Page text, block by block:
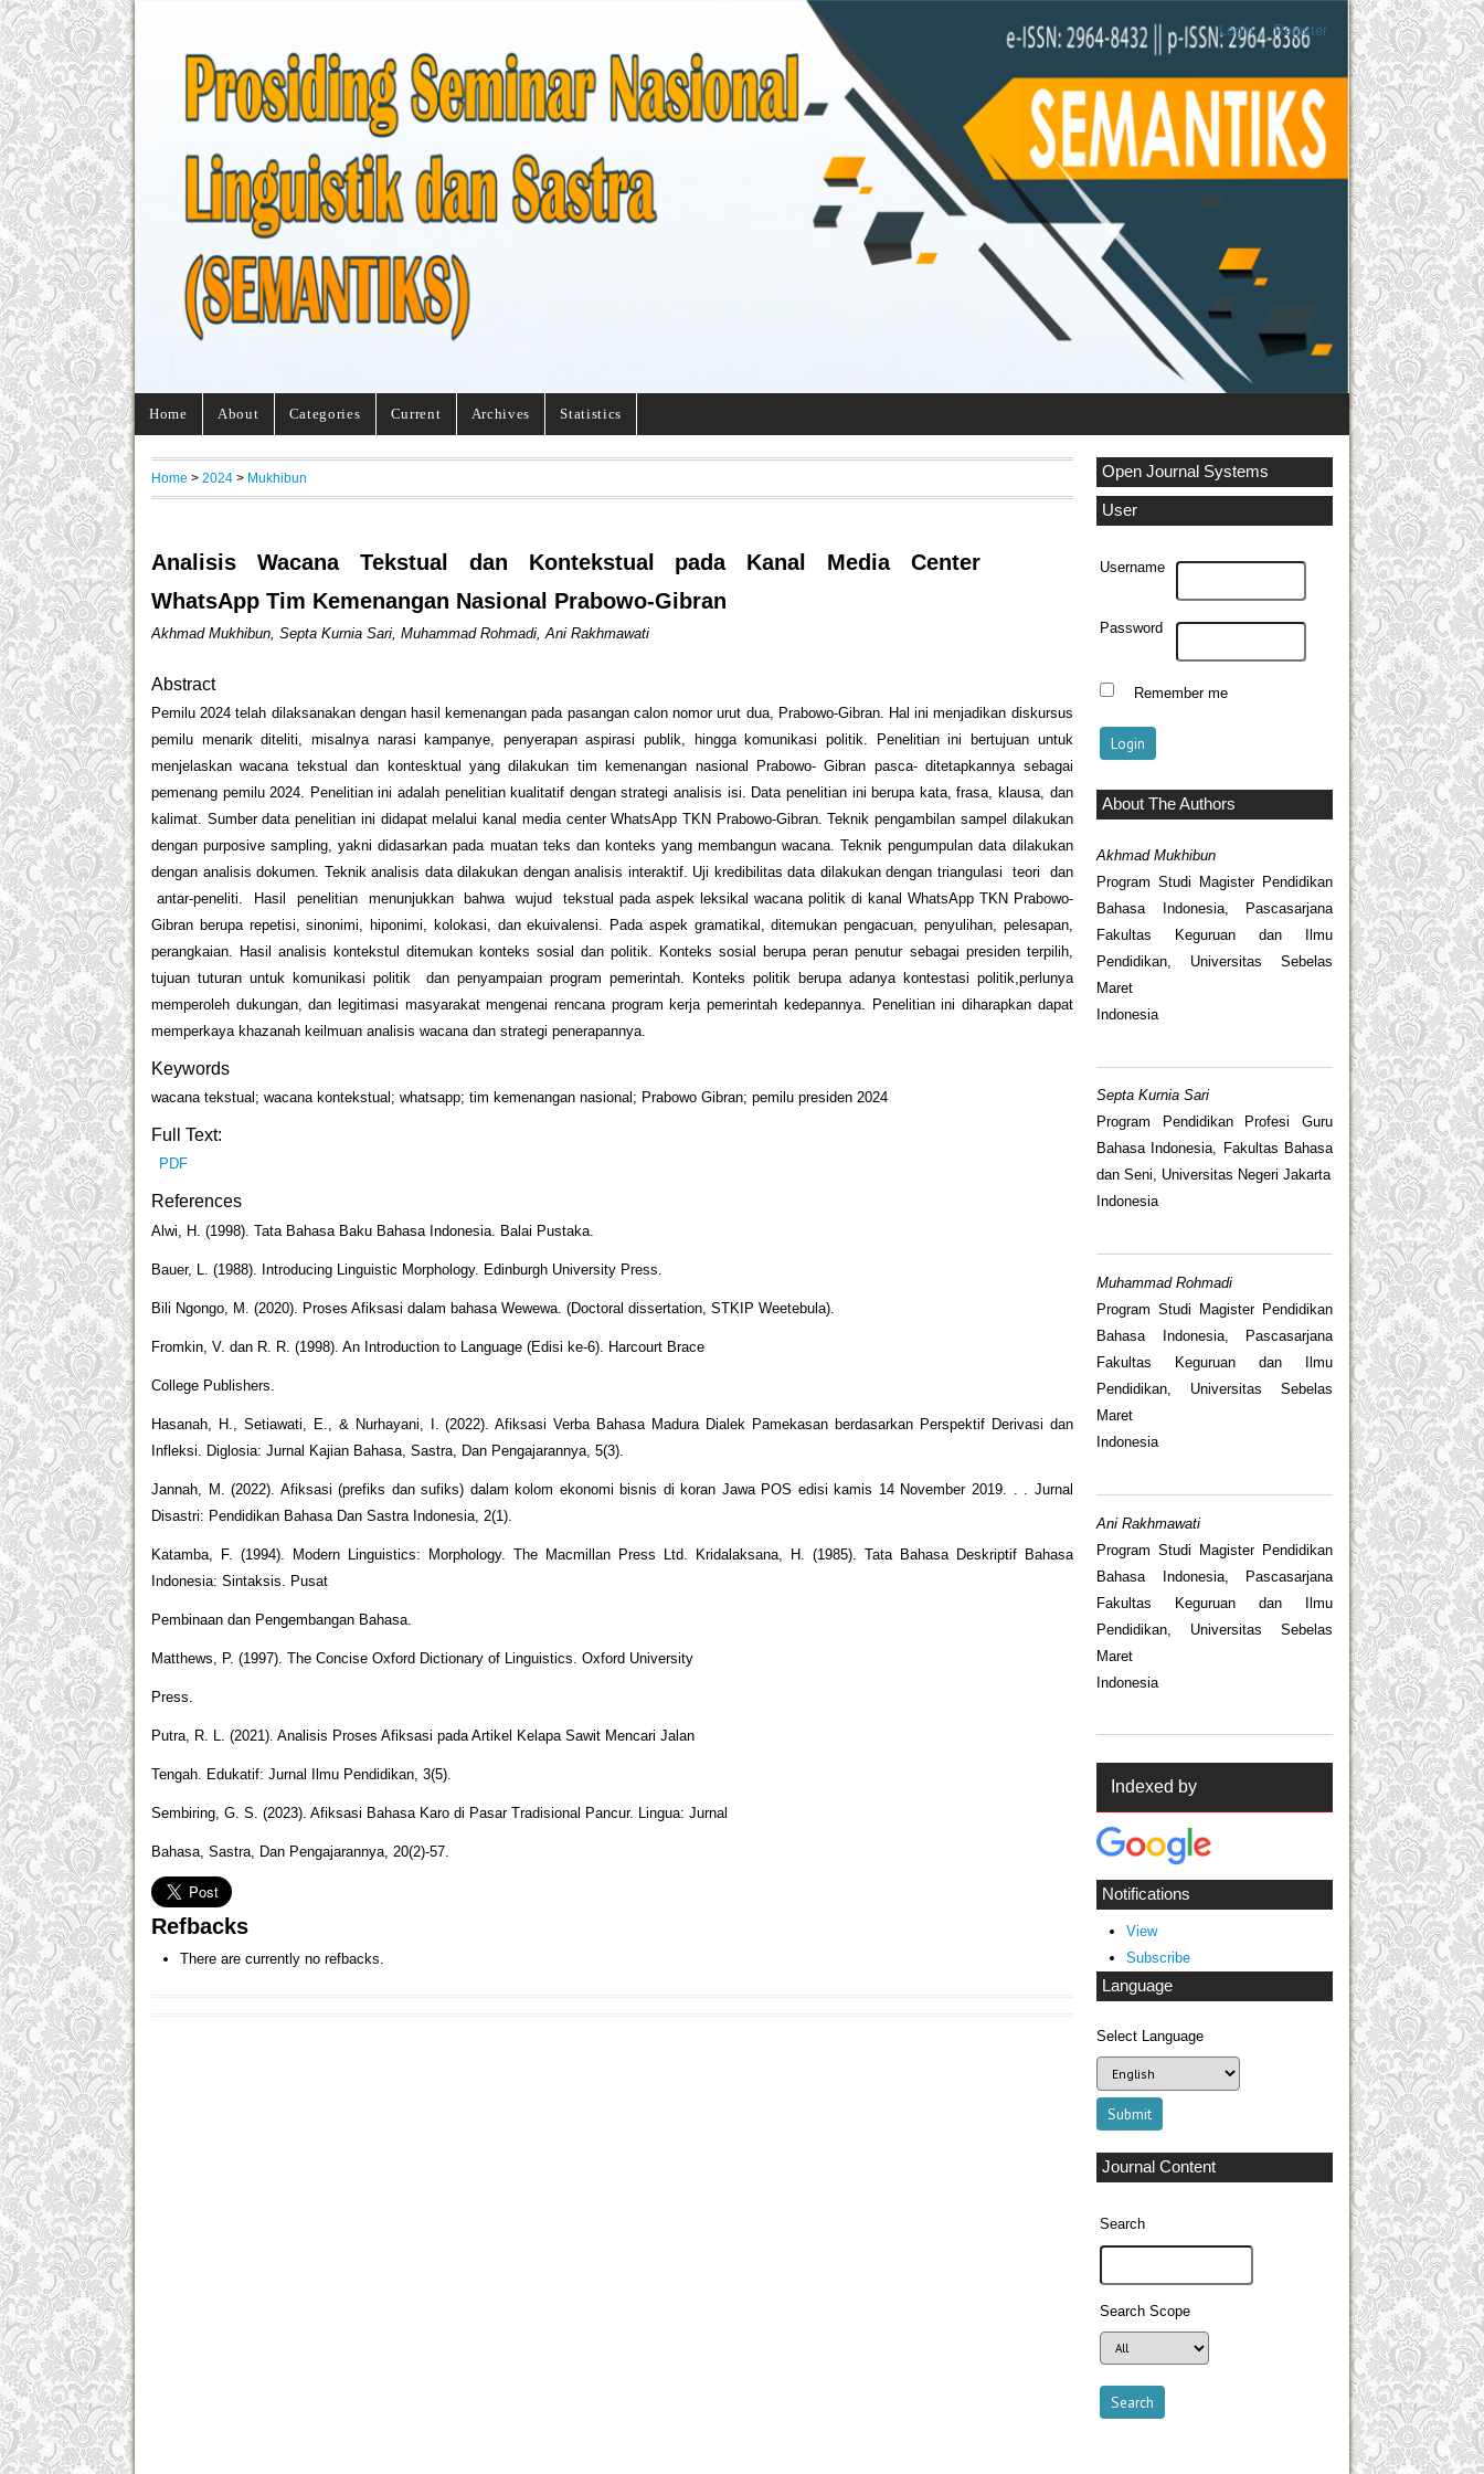
Login Register
Home About Categories Current Archives Statistics
Open Journal Systems
User
Username
Password
Remember me
About The Authors
Akhmad Mukhibun
Program Studi Magister Pendidikan
Bahasa Indonesia, Pascasarjana
Fakultas Keguruan dan Ilmu
Pendidikan, Universitas Sebelas
Maret
Indonesia
Septa Kurnia Sari
Program Pendidikan Profesi Guru
Bahasa Indonesia, Fakultas Bahasa
dan Seni, Universitas Negeri Jakarta
Indonesia
Muhammad Rohmadi
Program Studi Magister Pendidikan
Bahasa Indonesia, Pascasarjana
Fakultas Keguruan dan Ilmu
Pendidikan, Universitas Sebelas
Maret
Indonesia
Ani Rakhmawati
Program Studi Magister Pendidikan
Bahasa Indonesia, Pascasarjana
Fakultas Keguruan dan Ilmu
Pendidikan, Universitas Sebelas
Maret
Indonesia
Indexed by
Notifications
View
Subscribe
Language
Select Language
Journal Content
Search
Search Scope
Home > 2024 > Mukhibun
Analisis Wacana Tekstual dan Kontekstual pada Kanal Media Center
WhatsApp Tim Kemenangan Nasional Prabowo-Gibran
Akhmad Mukhibun, Septa Kurnia Sari, Muhammad Rohmadi, Ani Rakhmawati
Abstract
Pemilu 2024 telah dilaksanakan dengan hasil kemenangan pada pasangan calon nomor urut dua, Prabowo-Gibran. Hal ini menjadikan diskursus
pemilu menarik diteliti, misalnya narasi kampanye, penyerapan aspirasi publik, hingga komunikasi politik. Penelitian ini bertujuan untuk
menjelaskan wacana tekstual dan kontesktual yang dilakukan tim kemenangan nasional Prabowo- Gibran pasca- ditetapkannya sebagai
pemenang pemilu 2024. Penelitian ini adalah penelitian kualitatif dengan strategi analisis isi. Data penelitian ini berupa kata, frasa, klausa, dan
kalimat. Sumber data penelitian ini didapat melalui kanal media center WhatsApp TKN Prabowo-Gibran. Teknik pengambilan sampel dilakukan
dengan purposive sampling, yakni didasarkan pada muatan teks dan konteks yang membangun wacana. Teknik pengumpulan data dilakukan
dengan analisis dokumen. Teknik analisis data dilakukan dengan analisis interaktif. Uji kredibilitas data dilakukan dengan triangulasi teori dan
antar-peneliti. Hasil penelitian menunjukkan bahwa wujud tekstual pada aspek leksikal wacana politik di kanal WhatsApp TKN Prabowo-
Gibran berupa repetisi, sinonimi, hiponimi, kolokasi, dan ekuivalensi. Pada aspek gramatikal, ditemukan pengacuan, penyulihan, pelesapan,
perangkaian. Hasil analisis kontekstul ditemukan konteks sosial dan politik. Konteks sosial berupa peran penutur sebagai presiden terpilih,
tujuan tuturan untuk komunikasi politik dan penyampaian program pemerintah. Konteks politik berupa adanya kontestasi politik,perlunya
memperoleh dukungan, dan legitimasi masyarakat mengenai rencana program kerja pemerintah kedepannya. Penelitian ini diharapkan dapat
memperkaya khazanah keilmuan analisis wacana dan strategi penerapannya.
Keywords
wacana tekstual; wacana kontekstual; whatsapp; tim kemenangan nasional; Prabowo Gibran; pemilu presiden 2024
Full Text:
PDF
References
Alwi, H. (1998). Tata Bahasa Baku Bahasa Indonesia. Balai Pustaka.
Bauer, L. (1988). Introducing Linguistic Morphology. Edinburgh University Press.
Bili Ngongo, M. (2020). Proses Afiksasi dalam bahasa Wewewa. (Doctoral dissertation, STKIP Weetebula).
Fromkin, V. dan R. R. (1998). An Introduction to Language (Edisi ke-6). Harcourt Brace
College Publishers.
Hasanah, H., Setiawati, E., & Nurhayani, I. (2022). Afiksasi Verba Bahasa Madura Dialek Pamekasan berdasarkan Perspektif Derivasi dan
Infleksi. Diglosia: Jurnal Kajian Bahasa, Sastra, Dan Pengajarannya, 5(3).
Jannah, M. (2022). Afiksasi (prefiks dan sufiks) dalam kolom ekonomi bisnis di koran Jawa POS edisi kamis 14 November 2019. . . Jurnal
Disastri: Pendidikan Bahasa Dan Sastra Indonesia, 2(1).
Katamba, F. (1994). Modern Linguistics: Morphology. The Macmillan Press Ltd. Kridalaksana, H. (1985). Tata Bahasa Deskriptif Bahasa
Indonesia: Sintaksis. Pusat
Pembinaan dan Pengembangan Bahasa.
Matthews, P. (1997). The Concise Oxford Dictionary of Linguistics. Oxford University
Press.
Putra, R. L. (2021). Analisis Proses Afiksasi pada Artikel Kelapa Sawit Mencari Jalan
Tengah. Edukatif: Jurnal Ilmu Pendidikan, 3(5).
Sembiring, G. S. (2023). Afiksasi Bahasa Karo di Pasar Tradisional Pancur. Lingua: Jurnal
Bahasa, Sastra, Dan Pengajarannya, 20(2)-57.
Refbacks
There are currently no refbacks.